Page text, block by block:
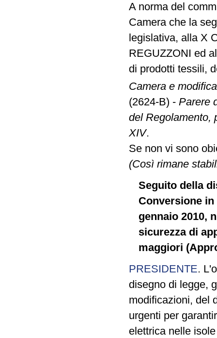
A norma del
Camera che la
legislativa, alla X
REGUZZONI ed
di prodotti tessili,
Camera e
(2624-B) - Parere
del Regolamento,
XIV.
Se non vi sono
(Così rimane
Seguito della
Conversione
gennaio 2010,
sicurezza di
maggiori
PRESIDENTE.
disegno di legge,
modificazioni, del
urgenti per
elettrica nelle